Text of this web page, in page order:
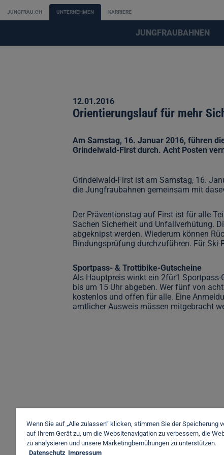
JUNGFRAU.CH UNTERNEHMEN KARRIERE
JUNGFRAUBAHNEN
12.01.2016
Orientierungslauf für mehr
Am Samstag, 16. Januar 2016, führen
Grindelwald-First durch. Acht Posten
Grindelwald-First ist am Samstag, 16.
die Jungfraubahnen gemeinsam mit
Der Präventionstag auf First ist für alle
Sachen Sicherheit und Unfallverhütung.
abgeknipst werden. Wiederum können
Bindungsprüfung durchzuführen. Für
Sportpass- & Trottibike-Gutscheine
Als Hauptpreis winkt ein 2für1 Sportpass-
bis um 15 Uhr abgeben. Wer fünf von
kostenlos und offen für alle. Eine
amtlicher Ausweis müssen mitgebracht
Wenn Sie auf „Alle zulassen“ klicken, stimmen Sie der Speicherung
auf Ihrem Gerät zu, um die Websitenavigation zu verbessern, die
zu analysieren und unsere Marketingbemühungen zu unterstützen.
Datenschutz Impressum